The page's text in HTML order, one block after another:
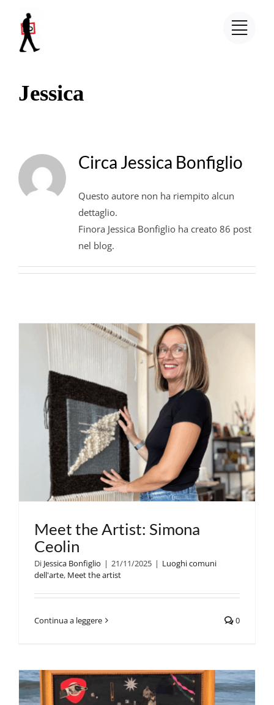
contenuto
Jessica
Circa Jessica Bonfiglio
Questo autore non ha riempito alcun
dettaglio.
Finora Jessica Bonfiglio ha creato 86 post
nel blog.
Meet the Artist: Simona
Ceolin
Di Jessica Bonfiglio | 21/11/2025 | Luoghi comuni
dell'arte, Meet the artist
Continua a leggere 0